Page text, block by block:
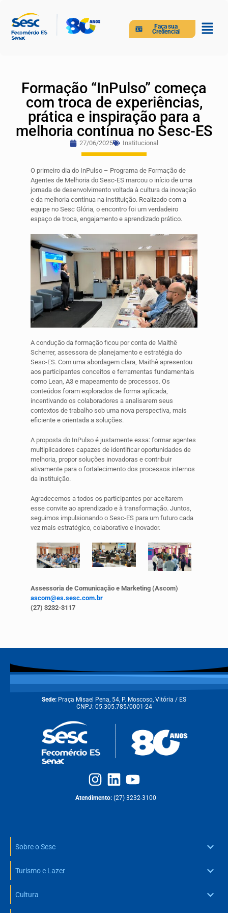
Faça sua
Credencial
Formação “InPulso” começa
com troca de experiências,
prática e inspiração para a
melhoria contínua no Sesc-ES
27/06/2025 Institucional
O primeiro dia do InPulso – Programa de Formação de
Agentes de Melhoria do Sesc-ES marcou o início de uma
jornada de desenvolvimento voltada à cultura da inovação
e da melhoria contínua na instituição. Realizado com a
equipe no Sesc Glória, o encontro foi um verdadeiro
espaço de troca, engajamento e aprendizado prático.
A condução da formação ficou por conta de Maithê
Scherrer, assessora de planejamento e estratégia do
Sesc-ES. Com uma abordagem clara, Maithê apresentou
aos participantes conceitos e ferramentas fundamentais
como Lean, A3 e mapeamento de processos. Os
conteúdos foram explorados de forma aplicada,
incentivando os colaboradores a analisarem seus
contextos de trabalho sob uma nova perspectiva, mais
eficiente e orientada a soluções.
A proposta do InPulso é justamente essa: formar agentes
multiplicadores capazes de identificar oportunidades de
melhoria, propor soluções inovadoras e contribuir
ativamente para o fortalecimento dos processos internos
da instituição.
Agradecemos a todos os participantes por aceitarem
esse convite ao aprendizado e à transformação. Juntos,
seguimos impulsionando o Sesc-ES para um futuro cada
vez mais estratégico, colaborativo e inovador.
Assessoria de Comunicação e Marketing (Ascom)
ascom@es.sesc.com.br
(27) 3232-3117
Sede: Praça Misael Pena, 54, P. Moscoso, Vitória / ES
CNPJ: 05.305.785/0001-24
Atendimento: (27) 3232-3100
Sobre o Sesc
Turismo e Lazer
Cultura